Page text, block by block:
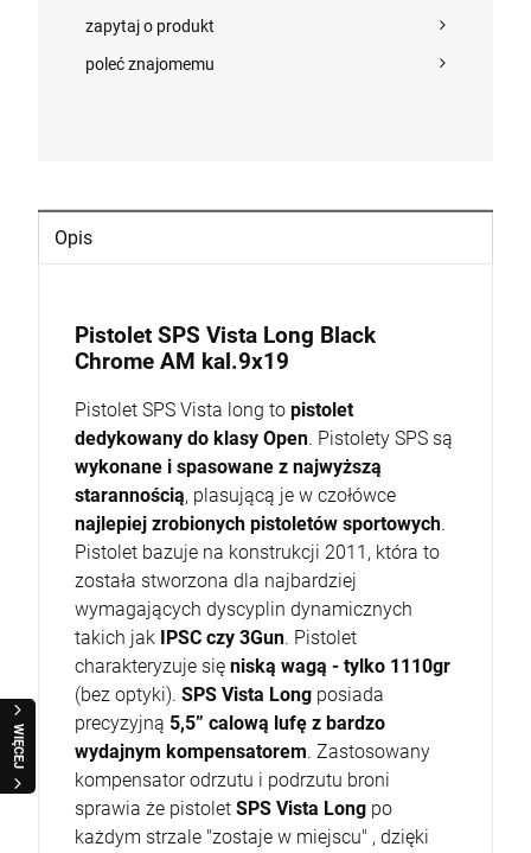
DO KOSZYKA
WIĘCEJ
zapytaj o produkt
poleć znajomemu
Opis
Pistolet SPS Vista Long Black
Chrome AM kal.9x19
Pistolet SPS Vista long to pistolet
dedykowany do klasy Open. Pistolety SPS są
wykonane i spasowane z najwyższą
starannością, plasującą je w czołówce
najlepiej zrobionych pistoletów sportowych.
Pistolet bazuje na konstrukcji 2011, która to
została stworzona dla najbardziej
wymagających dyscyplin dynamicznych
takich jak IPSC czy 3Gun. Pistolet
charakteryzuje się niską wagą - tylko 1110gr
(bez optyki). SPS Vista Long posiada
precyzyjną 5,5” calową lufę z bardzo
wydajnym kompensatorem. Zastosowany
kompensator odrzutu i podrzutu broni
sprawia że pistolet SPS Vista Long po
każdym strzale "zostaje w miejscu" , dzięki